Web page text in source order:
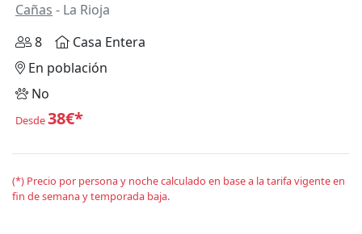
Cañas - La Rioja
8
Casa Entera
En población
No
Desde38€*
(*) Precio por persona y noche calculado en base a la tarifa vigente en
fin de semana y temporada baja.